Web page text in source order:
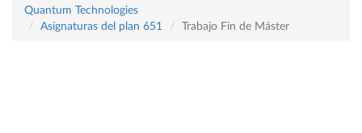
Quantum Technologies
Asignaturas del plan 651
Trabajo Fin de Máster